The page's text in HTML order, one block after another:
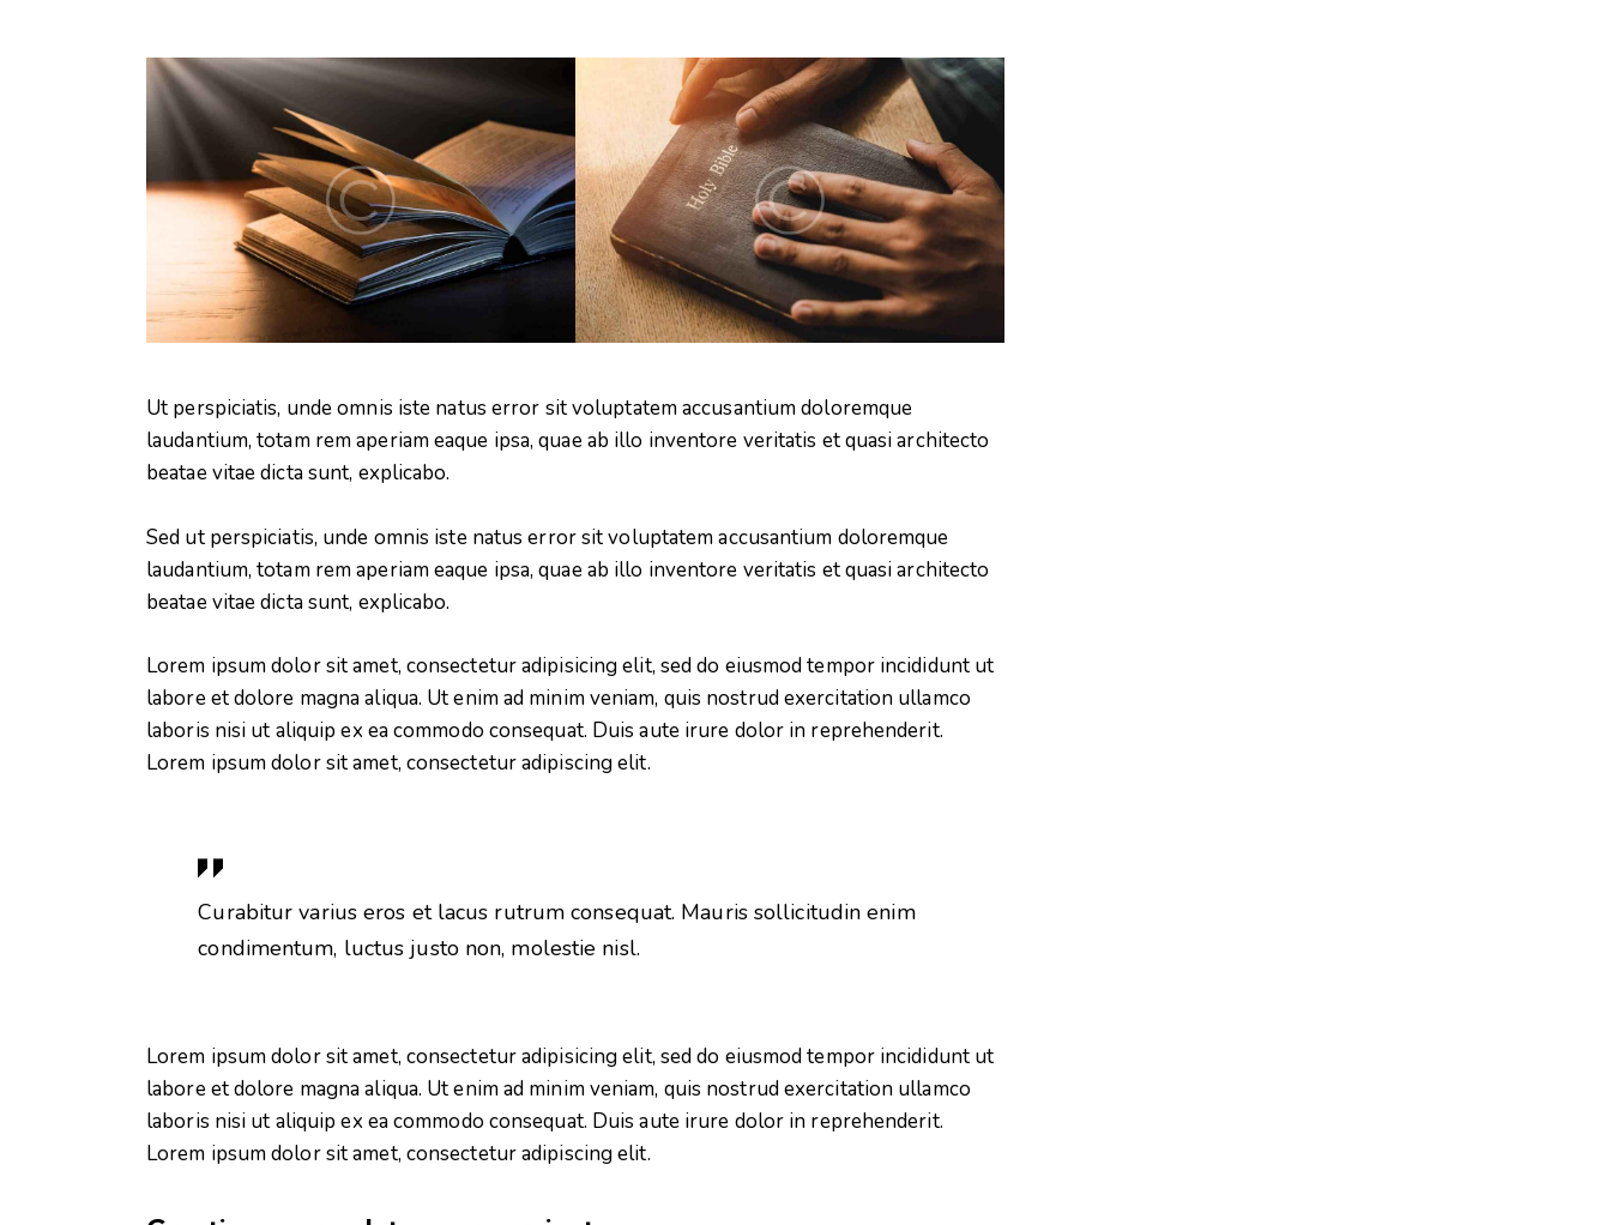
Ut perspiciatis, unde omnis iste natus error sit voluptatem accusantium doloremque
laudantium, totam rem aperiam eaque ipsa, quae ab illo inventore veritatis et quasi architecto
beatae vitae dicta sunt, explicabo.
Sed ut perspiciatis, unde omnis iste natus error sit voluptatem accusantium doloremque
laudantium, totam rem aperiam eaque ipsa, quae ab illo inventore veritatis et quasi architecto
beatae vitae dicta sunt, explicabo.
Lorem ipsum dolor sit amet, consectetur adipisicing elit, sed do eiusmod tempor incididunt ut
labore et dolore magna aliqua. Ut enim ad minim veniam, quis nostrud exercitation ullamco
laboris nisi ut aliquip ex ea commodo consequat. Duis aute irure dolor in reprehenderit.
Lorem ipsum dolor sit amet, consectetur adipiscing elit.
Curabitur varius eros et lacus rutrum consequat. Mauris sollicitudin enim
condimentum, luctus justo non, molestie nisl.
Lorem ipsum dolor sit amet, consectetur adipisicing elit, sed do eiusmod tempor incididunt ut
labore et dolore magna aliqua. Ut enim ad minim veniam, quis nostrud exercitation ullamco
laboris nisi ut aliquip ex ea commodo consequat. Duis aute irure dolor in reprehenderit.
Lorem ipsum dolor sit amet, consectetur adipiscing elit.